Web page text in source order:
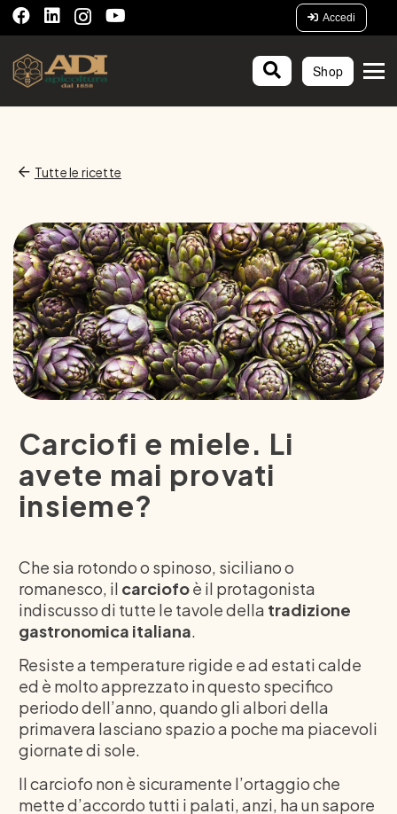
Accedi
Shop
Tutte le ricette
Carciofi e miele. Li
avete mai provati
insieme?
Che sia rotondo o spinoso, siciliano o
romanesco, il carciofoè il protagonista
indiscusso di tutte le tavole della tradizione
gastronomica italiana.
Resiste a temperature rigide e ad estati calde
ed è molto apprezzato in questo specifico
periodo dell’anno, quando gli albori della
primavera lasciano spazio a poche ma piacevoli
giornate di sole.
Il carciofo non è sicuramente l’ortaggio che
mette d’accordo tutti i palati, anzi, ha un sapore